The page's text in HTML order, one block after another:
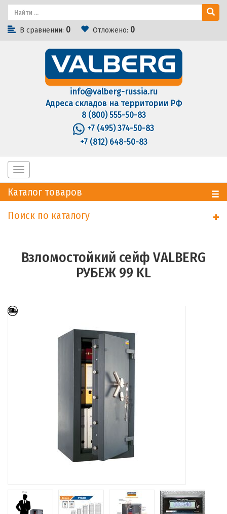
В сравнении: 0 Отложено: 0
info@valberg-russia.ru
Адреса складов на территории РФ
8 (800) 555-50-83
+7 (495) 374-50-83
+7 (812) 648-50-83
Toggle
navigation
Каталог товаров
Поиск по каталогу
+
Взломостойкий сейф VALBERG
РУБЕЖ 99 KL